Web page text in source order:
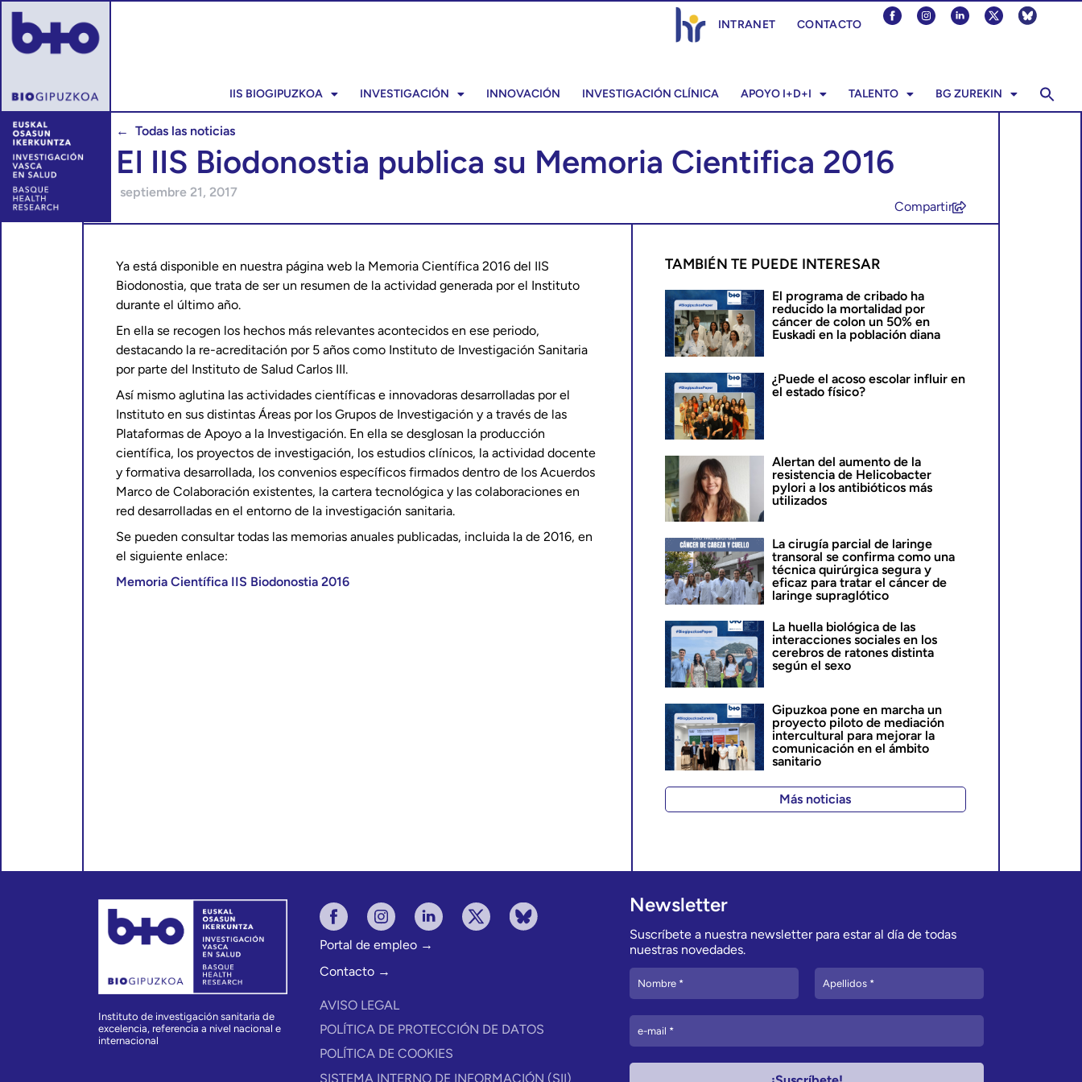
INTRANET CONTACTO
IIS BIOGIPUZKOA INVESTIGACIÓN INNOVACIÓN INVESTIGACIÓN CLÍNICA APOYO I+D+I TALENTO BG ZUREKIN
← Todas las noticias
El IIS Biodonostia publica su Memoria Cientifica 2016
septiembre 21, 2017
Compartir
Ya está disponible en nuestra página web la Memoria Científica 2016 del IIS
Biodonostia, que trata de ser un resumen de la actividad generada por el Instituto
durante el último año.
En ella se recogen los hechos más relevantes acontecidos en ese periodo,
destacando la re-acreditación por 5 años como Instituto de Investigación Sanitaria
por parte del Instituto de Salud Carlos III.
Así mismo aglutina las actividades científicas e innovadoras desarrolladas por el
Instituto en sus distintas Áreas por los Grupos de Investigación y a través de las
Plataformas de Apoyo a la Investigación. En ella se desglosan la producción
científica, los proyectos de investigación, los estudios clínicos, la actividad docente
y formativa desarrollada, los convenios específicos firmados dentro de los Acuerdos
Marco de Colaboración existentes, la cartera tecnológica y las colaboraciones en
red desarrolladas en el entorno de la investigación sanitaria.
Se pueden consultar todas las memorias anuales publicadas, incluida la de 2016, en
el siguiente enlace:
Memoria Científica IIS Biodonostia 2016
TAMBIÉN TE PUEDE INTERESAR
El programa de cribado ha
reducido la mortalidad por
cáncer de colon un 50% en
Euskadi en la población diana
¿Puede el acoso escolar influir en
el estado físico?
Alertan del aumento de la
resistencia de Helicobacter
pylori a los antibióticos más
utilizados
La cirugía parcial de laringe
transoral se confirma como una
técnica quirúrgica segura y
eficaz para tratar el cáncer de
laringe supraglótico
La huella biológica de las
interacciones sociales en los
cerebros de ratones distinta
según el sexo
Gipuzkoa pone en marcha un
proyecto piloto de mediación
intercultural para mejorar la
comunicación en el ámbito
sanitario
Más noticias
Instituto de investigación sanitaria de
excelencia, referencia a nivel nacional e
internacional
Portal de empleo →
Contacto →
AVISO LEGAL
POLÍTICA DE PROTECCIÓN DE DATOS
POLÍTICA DE COOKIES
SISTEMA INTERNO DE INFORMACIÓN (SII)
Newsletter
Suscríbete a nuestra newsletter para estar al día de todas
nuestras novedades.